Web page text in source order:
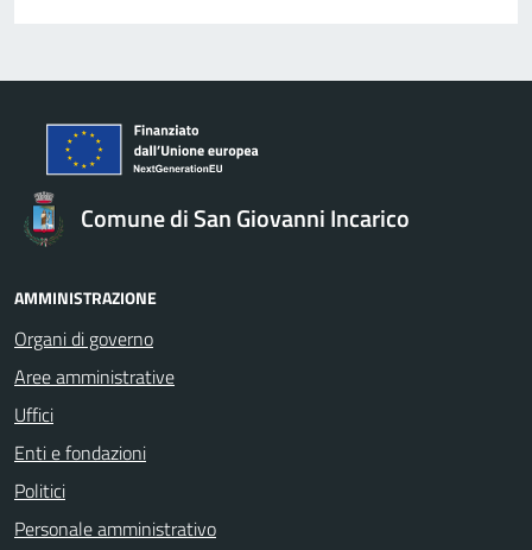
Comune di San Giovanni Incarico
AMMINISTRAZIONE
Organi di governo
Aree amministrative
Uffici
Enti e fondazioni
Politici
Personale amministrativo